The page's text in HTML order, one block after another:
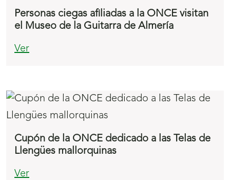
Personas ciegas afiliadas a la ONCE visitan
el Museo de la Guitarra de Almería
Ver
Cupón de la ONCE dedicado a las Telas de
Llengües mallorquinas
Ver